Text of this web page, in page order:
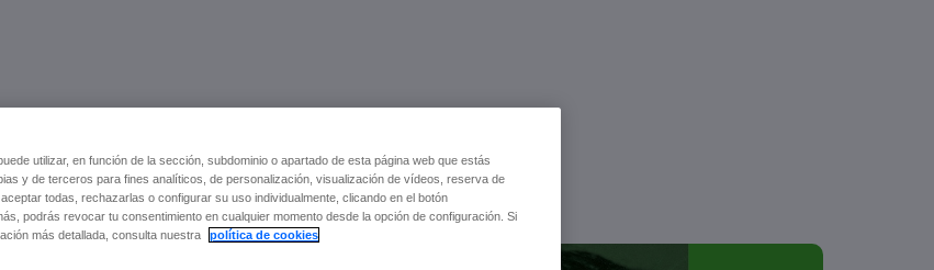
utilizar, en función de la sección, subdominio o apartado de esta página web que estás
y de terceros para fines analíticos, de personalización, visualización de vídeos, reserva de
todas, rechazarlas o configurar su uso individualmente, clicando en el botón
podrás revocar tu consentimiento en cualquier momento desde la opción de configuración. Si
más detallada, consulta nuestra
política de cookies